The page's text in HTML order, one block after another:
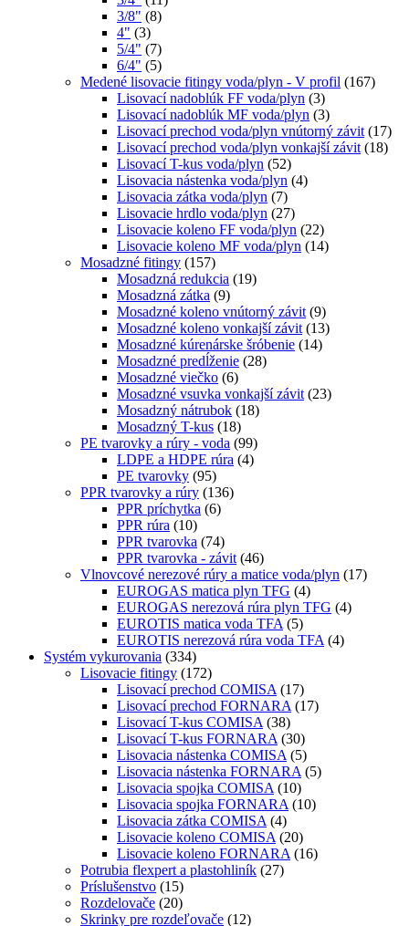
3/8" (8)
4" (3)
5/4" (7)
6/4" (5)
Medené lisovacie fitingy voda/plyn - V profil (167)
Lisovací nadoblúk FF voda/plyn (3)
Lisovací nadoblúk MF voda/plyn (3)
Lisovací prechod voda/plyn vnútorný závit (17)
Lisovací prechod voda/plyn vonkajší závit (18)
Lisovací T-kus voda/plyn (52)
Lisovacia nástenka voda/plyn (4)
Lisovacia zátka voda/plyn (7)
Lisovacie hrdlo voda/plyn (27)
Lisovacie koleno FF voda/plyn (22)
Lisovacie koleno MF voda/plyn (14)
Mosadzné fitingy (157)
Mosadzná redukcia (19)
Mosadzná zátka (9)
Mosadzné koleno vnútorný závit (9)
Mosadzné koleno vonkajší závit (13)
Mosadzné kúrenárske šróbenie (14)
Mosadzné predĺženie (28)
Mosadzné viečko (6)
Mosadzné vsuvka vonkajší závit (23)
Mosadzný nátrubok (18)
Mosadzný T-kus (18)
PE tvarovky a rúry - voda (99)
LDPE a HDPE rúra (4)
PE tvarovky (95)
PPR tvarovky a rúry (136)
PPR príchytka (6)
PPR rúra (10)
PPR tvarovka (74)
PPR tvarovka - závit (46)
Vlnovcové nerezové rúry a matice voda/plyn (17)
EUROGAS matica plyn TFG (4)
EUROGAS nerezová rúra plyn TFG (4)
EUROTIS matica voda TFA (5)
EUROTIS nerezová rúra voda TFA (4)
Systém vykurovania (334)
Lisovacie fitingy (172)
Lisovací prechod COMISA (17)
Lisovací prechod FORNARA (17)
Lisovací T-kus COMISA (38)
Lisovací T-kus FORNARA (30)
Lisovacia nástenka COMISA (5)
Lisovacia nástenka FORNARA (5)
Lisovacia spojka COMISA (10)
Lisovacia spojka FORNARA (10)
Lisovacia zátka COMISA (4)
Lisovacie koleno COMISA (20)
Lisovacie koleno FORNARA (16)
Potrubia flexpert a plastohliník (27)
Príslušenstvo (15)
Rozdelovače (20)
Skrinky pre rozdeľovače (12)